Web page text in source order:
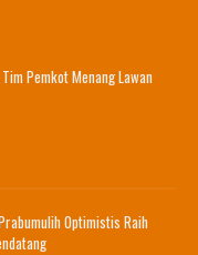
Pemkot Menang Lawan
Optimistis Raih